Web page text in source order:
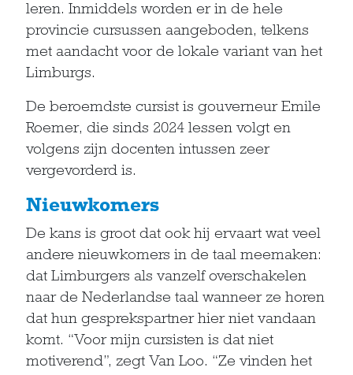
leren. Inmiddels worden er in de hele
provincie cursussen aangeboden, telkens
met aandacht voor de lokale variant van het
Limburgs.
De beroemdste cursist is gouverneur Emile
Roemer, die sinds 2024 lessen volgt en
volgens zijn docenten intussen zeer
vergevorderd is.
Nieuwkomers
De kans is groot dat ook hij ervaart wat veel
andere nieuwkomers in de taal meemaken:
dat Limburgers als vanzelf overschakelen
naar de Nederlandse taal wanneer ze horen
dat hun gesprekspartner hier niet vandaan
komt. “Voor mijn cursisten is dat niet
motiverend”, zegt Van Loo. “Ze vinden het